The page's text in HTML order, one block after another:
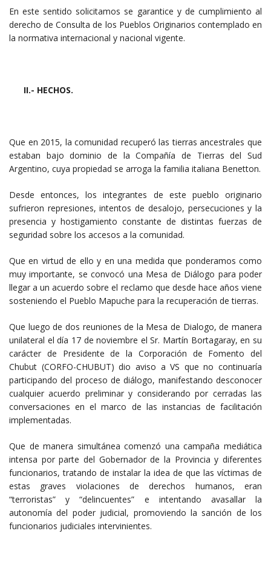
En este sentido solicitamos se garantice y de cumplimiento al
derecho de Consulta de los Pueblos Originarios contemplado en
la normativa internacional y nacional vigente.
II.- HECHOS.
Que en 2015, la comunidad recuperó las tierras ancestrales que
estaban bajo dominio de la Compañía de Tierras del Sud
Argentino, cuya propiedad se arroga la familia italiana Benetton.
Desde entonces, los integrantes de este pueblo originario
sufrieron represiones, intentos de desalojo, persecuciones y la
presencia y hostigamiento constante de distintas fuerzas de
seguridad sobre los accesos a la comunidad.
Que en virtud de ello y en una medida que ponderamos como
muy importante, se convocó una Mesa de Diálogo para poder
llegar a un acuerdo sobre el reclamo que desde hace años viene
sosteniendo el Pueblo Mapuche para la recuperación de tierras.
Que luego de dos reuniones de la Mesa de Dialogo, de manera
unilateral el día 17 de noviembre el Sr. Martín Bortagaray, en su
carácter de Presidente de la Corporación de Fomento del
Chubut (CORFO-CHUBUT) dio aviso a VS que no continuaría
participando del proceso de diálogo, manifestando desconocer
cualquier acuerdo preliminar y considerando por cerradas las
conversaciones en el marco de las instancias de facilitación
implementadas.
Que de manera simultánea comenzó una campaña mediática
intensa por parte del Gobernador de la Provincia y diferentes
funcionarios, tratando de instalar la idea de que las víctimas de
estas graves violaciones de derechos humanos, eran
“terroristas” y “delincuentes” e intentando avasallar la
autonomía del poder judicial, promoviendo la sanción de los
funcionarios judiciales intervinientes.